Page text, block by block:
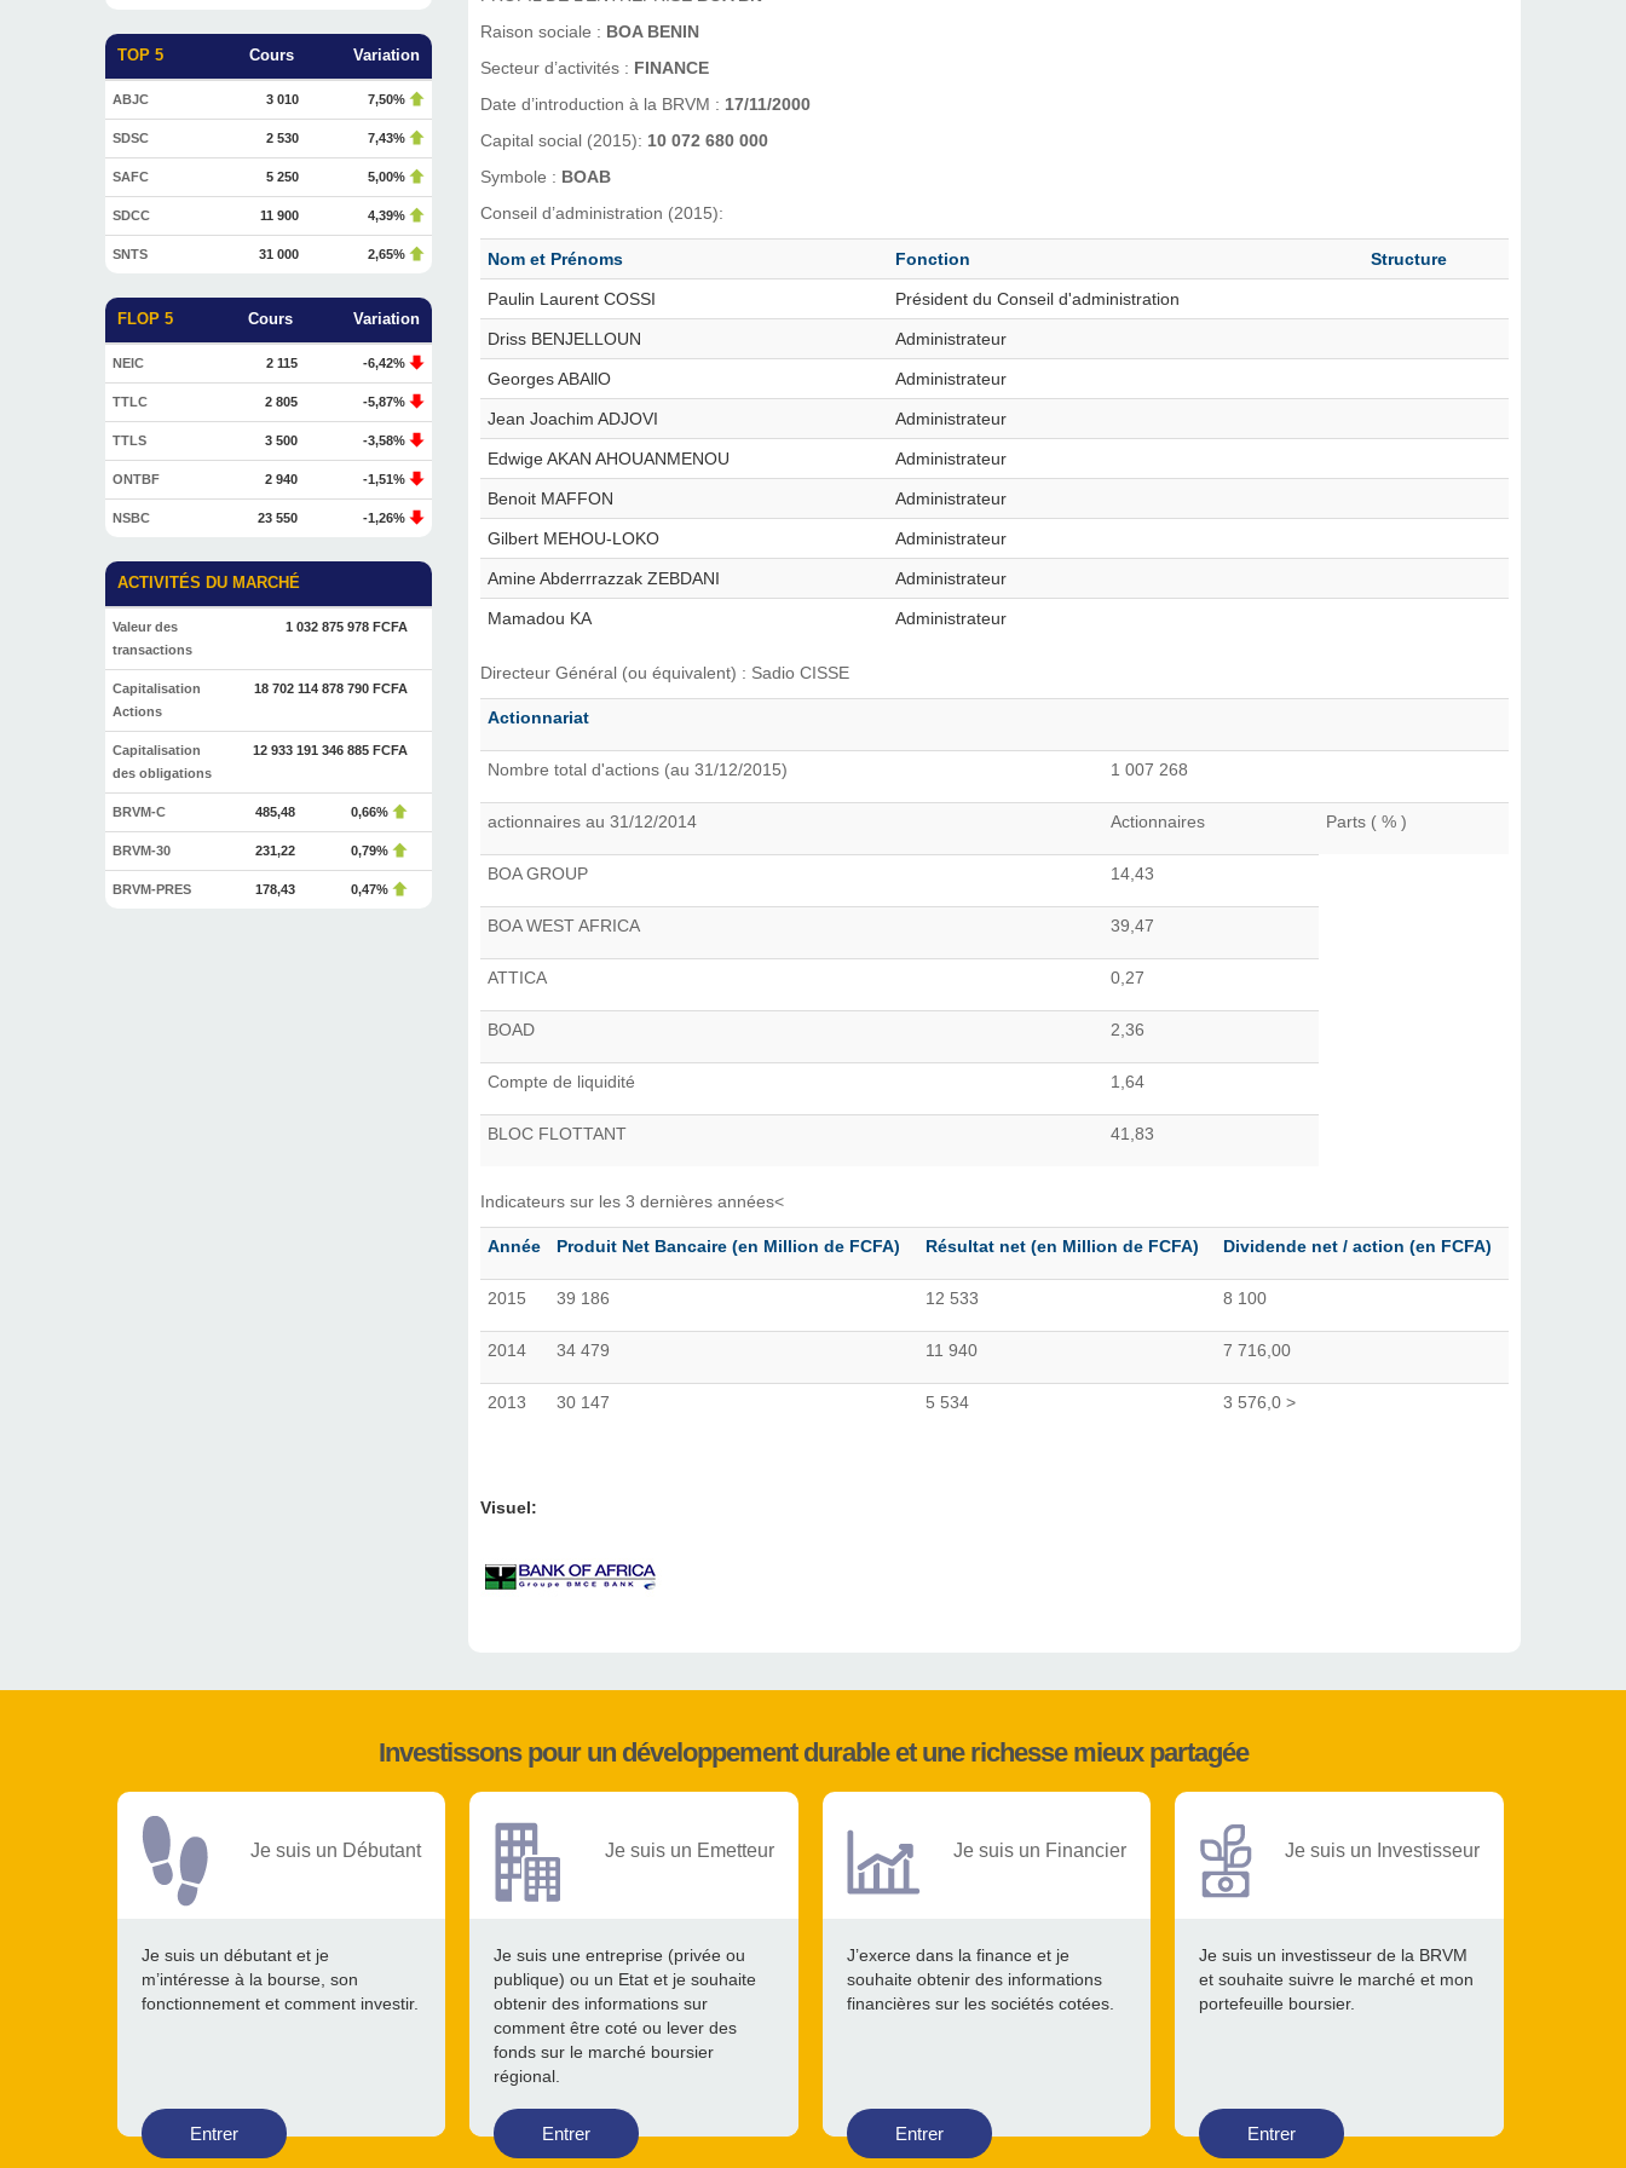
TOP 5 Cours Variation
ABJC 3 010 7,50%
SDSC 2 530 7,43%
SAFC 5 250 5,00%
SDCC 11 900 4,39%
SNTS 31 000 2,65%
FLOP 5 Cours Variation
NEIC 2 115 -6,42%
TTLC 2 805 -5,87%
TTLS 3 500 -3,58%
ONTBF 2 940 -1,51%
NSBC 23 550 -1,26%
ACTIVITÉS DU MARCHÉ
Valeur des
transactions
1 032 875 978 FCFA
Capitalisation
Actions
18 702 114 878 790 FCFA
Capitalisation
des obligations
12 933 191 346 885 FCFA
BRVM-C 485,48 0,66%
BRVM-30 231,22 0,79%
BRVM-PRES 178,43 0,47%
Raison sociale : BOA BENIN
Secteur d’activités : FINANCE
Date d’introduction à la BRVM : 17/11/2000
Capital social (2015): 10 072 680 000
Symbole : BOAB
Conseil d’administration (2015):
Nom et Prénoms Fonction Structure
Paulin Laurent COSSI Président du Conseil d'administration
Driss BENJELLOUN Administrateur
Georges ABAllO Administrateur
Jean Joachim ADJOVI Administrateur
Edwige AKAN AHOUANMENOU Administrateur
Benoit MAFFON Administrateur
Gilbert MEHOU-LOKO Administrateur
Amine Abderrrazzak ZEBDANI Administrateur
Mamadou KA Administrateur
Directeur Général (ou équivalent) : Sadio CISSE
Actionnariat
Nombre total d'actions (au 31/12/2015) 1 007 268
actionnaires au 31/12/2014 Actionnaires Parts ( % )
BOA GROUP 14,43
BOA WEST AFRICA 39,47
ATTICA 0,27
BOAD 2,36
Compte de liquidité 1,64
BLOC FLOTTANT 41,83
Indicateurs sur les 3 dernières années<
Année Produit Net Bancaire (en Million de FCFA) Résultat net (en Million de FCFA) Dividende net / action (en FCFA)
2015 39 186 12 533 8 100
2014 34 479 11 940 7 716,00
2013 30 147 5 534 3 576,0 >
Visuel:
Investissons pour un développement durable et une richesse mieux partagée
Je suis un Débutant
Je suis un débutant et je
m’intéresse à la bourse, son
fonctionnement et comment investir.
Entrer
Je suis un Emetteur
Je suis une entreprise (privée ou
publique) ou un Etat et je souhaite
obtenir des informations sur
comment être coté ou lever des
fonds sur le marché boursier
régional.
Entrer
Je suis un Financier
J’exerce dans la finance et je
souhaite obtenir des informations
financières sur les sociétés cotées.
Entrer
Je suis un Investisseur
Je suis un investisseur de la BRVM
et souhaite suivre le marché et mon
portefeuille boursier.
Entrer